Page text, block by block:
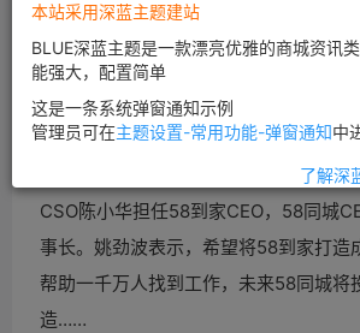
58同城正式发布58
CSO陈小华担任58到家CEO， 58同城
事长。姚劲波表示，希望将58到家打造
帮助一千万人找到工作，未来58同城将
造……
本站采用深蓝主题建站
BLUE深蓝主题是一款漂亮优雅的商城资讯
能强大，配置简单
这是一条系统弹窗通知示例
管理员可在主题设置-常用功能-弹窗通知中
了解深